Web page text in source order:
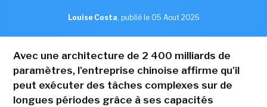
Louise Costa, publié le 05 Aout 2026
Avec une architecture de 2 400 milliards de
paramètres, l'entreprise chinoise affirme qu'il
peut exécuter des tâches complexes sur de
longues périodes grâce à ses capacités